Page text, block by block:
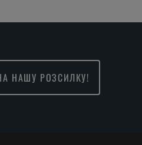
НАШУ РОЗСИЛКУ!